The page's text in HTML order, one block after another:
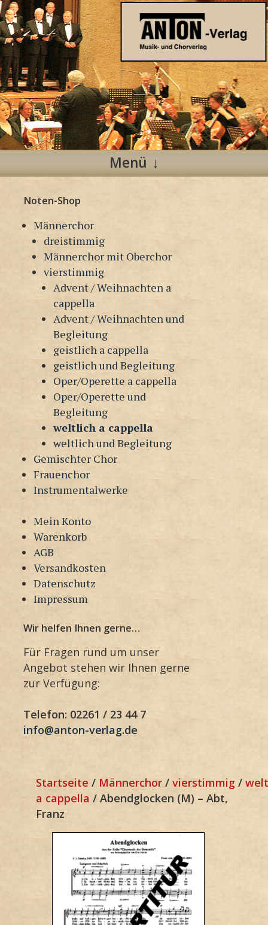
Anton Verlag
Musik- und Chorverlag
Menü
Inhalt
springen
Noten-Shop
Männerchor
dreistimmig
Männerchor mit Oberchor
vierstimmig
Advent / Weihnachten a
cappella
Advent / Weihnachten und
Begleitung
geistlich a cappella
geistlich und Begleitung
Oper/Operette a cappella
Oper/Operette und
Begleitung
weltlich a cappella
weltlich und Begleitung
Gemischter Chor
Frauenchor
Instrumentalwerke
Mein Konto
Warenkorb
AGB
Versandkosten
Datenschutz
Impressum
Wir helfen Ihnen gerne…
Für Fragen rund um unser
Angebot stehen wir Ihnen gerne
zur Verfügung:
Telefon: 02261 / 23 44 7
info@anton-verlag.de
Startseite / Männerchor / vierstimmig /
a cappella / Abendglocken (M) – Abt,
Franz